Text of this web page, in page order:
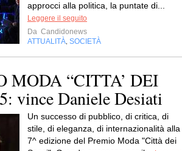
approcci alla politica, la puntate di...
Leggere il seguito
Da Candidonews
ATTUALITÀ, SOCIETÀ
MODA “CITTA’ DEI
vince Daniele Desiati
Un successo di pubblico, di critica, di
stile, di eleganza, di internazionalità alla
7^ edizione del Premio Moda "Città dei